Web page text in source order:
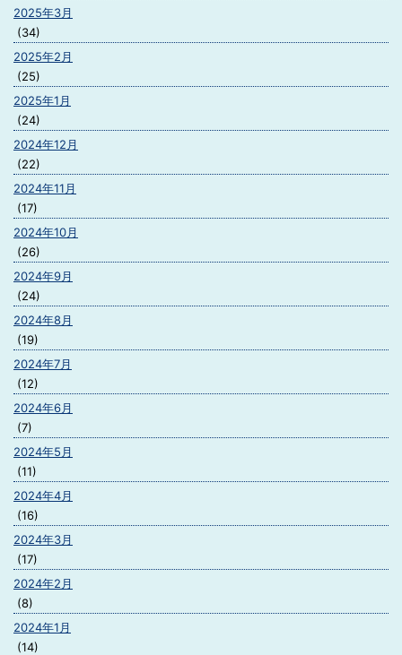
2025年3月
(34)
2025年2月
(25)
2025年1月
(24)
2024年12月
(22)
2024年11月
(17)
2024年10月
(26)
2024年9月
(24)
2024年8月
(19)
2024年7月
(12)
2024年6月
(7)
2024年5月
(11)
2024年4月
(16)
2024年3月
(17)
2024年2月
(8)
2024年1月
(14)